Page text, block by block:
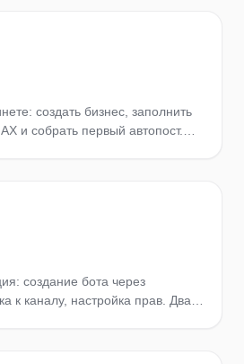
создать бизнес, заполнить
и собрать первый автопост.
создание бота через
к каналу, настройка прав. Два